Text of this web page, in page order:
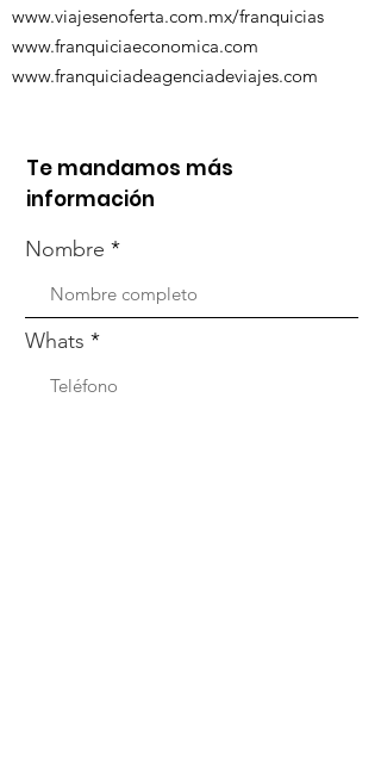
www.viajesenoferta.com.mx/franquicias
www.franquiciaeconomica.com
www.franquiciadeagenciadeviajes.com
Te mandamos más
información
Nombre
Whats